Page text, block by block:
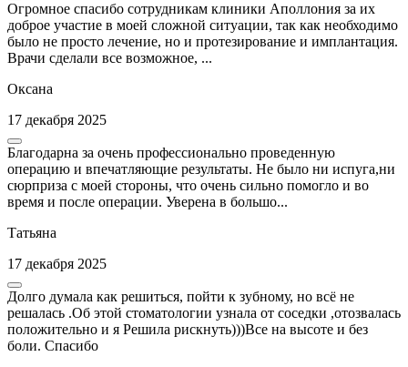
Огромное спасибо сотрудникам клиники Аполлония за их
доброе участие в моей сложной ситуации, так как необходимо
было не просто лечение, но и протезирование и имплантация.
Врачи сделали все возможное, ...
Оксана
17 декабря 2025
Благодарна за очень профессионально проведенную
операцию и впечатляющие результаты. Не было ни испуга,ни
сюрприза с моей стороны, что очень сильно помогло и во
время и после операции. Уверена в большо...
Татьяна
17 декабря 2025
Долго думала как решиться, пойти к зубному, но всё не
решалась .Об этой стоматологии узнала от соседки ,отозвалась
положительно и я Решила рискнуть)))Все на высоте и без
боли. Спасибо